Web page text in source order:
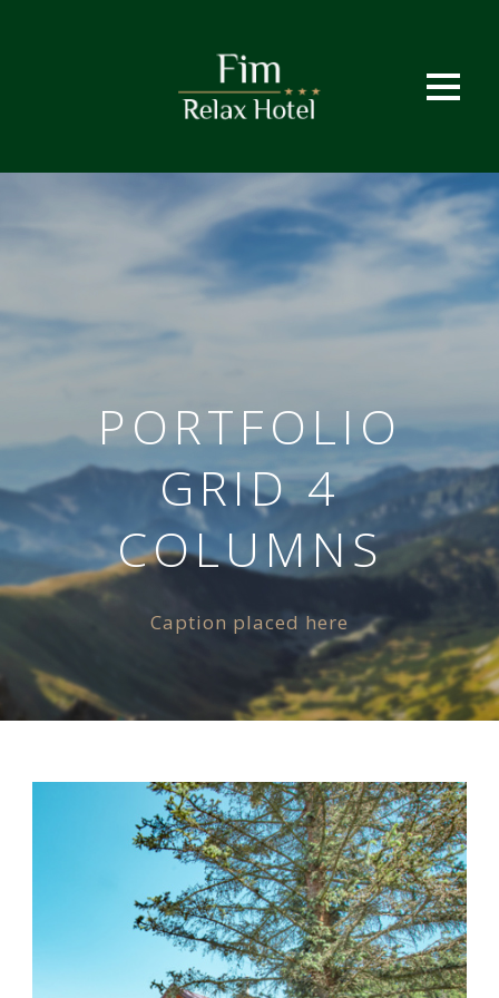
PORTFOLIO
GRID 4
COLUMNS
Caption placed here
Tieto cookies
sú
nevyhnutné
pre správne
fungovanie
našej webovej
stránky.
Zahŕňajú
napríklad
prihlásenie,